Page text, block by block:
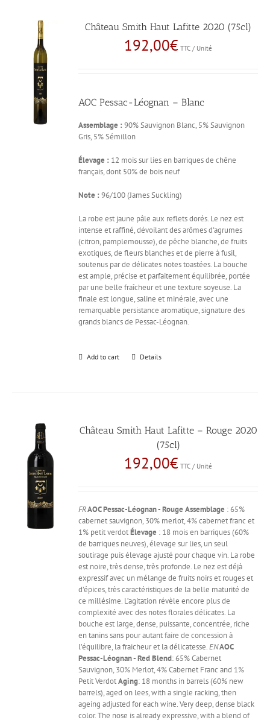
Château Smith Haut Lafitte 2020 (75cl)
192,00€ TTC / Unité
AOC Pessac-Léognan – Blanc
Assemblage : 90% Sauvignon Blanc, 5% Sauvignon
Gris, 5% Sémillon
Élevage : 12 mois sur lies en barriques de chêne
français, dont 50% de bois neuf
Note : 96/100 (James Suckling)
La robe est jaune pâle aux reflets dorés. Le nez est
intense et raffiné, dévoilant des arômes d'agrumes
(citron, pamplemousse), de pêche blanche, de fruits
exotiques, de fleurs blanches et de pierre à fusil,
soutenus par de délicates notes toastées. La bouche
est ample, précise et parfaitement équilibrée, portée
par une belle fraîcheur et une texture soyeuse. La
finale est longue, saline et minérale, avec une
remarquable persistance aromatique, signature des
grands blancs de Pessac-Léognan.
Add to cart Details
Château Smith Haut Lafitte – Rouge 2020
(75cl)
192,00€ TTC / Unité
FRAOC Pessac-Léognan - Rouge Assemblage : 65%
cabernet sauvignon, 30% merlot, 4% cabernet franc et
1% petit verdotÉlevage : 18 mois en barriques (60%
de barriques neuves), élevage sur lies, un seul
soutirage puis élevage ajusté pour chaque vin. La robe
est noire, très dense, très profonde. Le nez est déjà
expressif avec un mélange de fruits noirs et rouges et
d’épices, très caractéristiques de la belle maturité de
ce millésime. L’agitation révèle encore plus de
complexité avec des notes florales délicates. La
bouche est large, dense, puissante, concentrée, riche
en tanins sans pour autant faire de concession à
l’équilibre, la fraicheur et la délicatesse.ENAOC
Pessac-Léognan - RedBlend: 65% Cabernet
Sauvignon, 30% Merlot, 4% Cabernet Franc and 1%
Petit VerdotAging: 18 months in barrels (60% new
barrels), aged on lees, with a single racking, then
ageing adjusted for each wine. Very deep, dense black
color. The nose is already expressive, with a blend of